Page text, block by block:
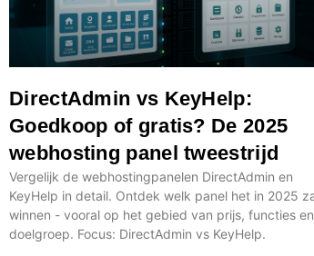
DirectAdmin vs KeyHelp:
Goedkoop of gratis? De 2025
webhosting panel tweestrijd
Vergelijk de webhostingpanelen DirectAdmin en
KeyHelp in detail. Ontdek welk panel het in 2025
winnen - vooral op het gebied van prijs, functies en
doelgroep. Focus: DirectAdmin vs KeyHelp.